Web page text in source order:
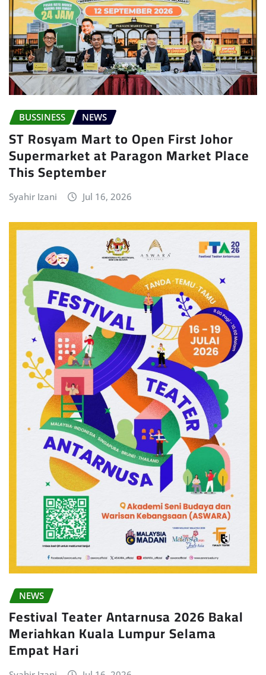
BUSSINESS NEWS
ST Rosyam Mart to Open First Johor
Supermarket at Paragon Market Place
This September
Syahir Izani Jul 16, 2026
NEWS
Festival Teater Antarnusa 2026 Bakal
Meriahkan Kuala Lumpur Selama
Empat Hari